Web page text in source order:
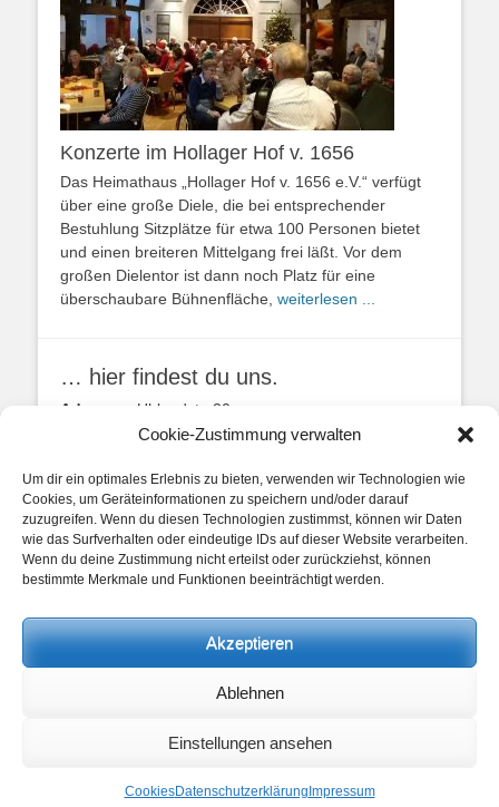
Cookie-Zustimmung verwalten
Um dir ein optimales Erlebnis zu bieten, verwenden wir Technologien wie
Cookies, um Geräteinformationen zu speichern und/oder darauf
zuzugreifen. Wenn du diesen Technologien zustimmst, können wir Daten
wie das Surfverhalten oder eindeutige IDs auf dieser Website verarbeiten.
Wenn du deine Zustimmung nicht erteilst oder zurückziehst, können
bestimmte Merkmale und Funktionen beeinträchtigt werden.
Akzeptieren
Ablehnen
Einstellungen ansehen
CookiesDatenschutzerklärung Impressum
Konzerte im Hollager Hof v. 1656
Das Heimathaus „Hollager Hof v. 1656 e.V.“ verfügt
über eine große Diele, die bei entsprechender
Bestuhlung Sitzplätze für etwa 100 Personen bietet
und einen breiteren Mittelgang frei läßt. Vor dem
großen Dielentor ist dann noch Platz für eine
überschaubare Bühnenfläche, weiterlesen ...
… hier findest du uns.
Adresse: Uhlandstr. 20
49134 Wallenhorst
unsere Posts
Beitragskategorien
Catch Base vonCatch Themes